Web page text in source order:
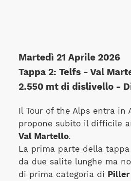
Martedì 21 Aprile 2026
Tappa 2: Telfs - Val
2.550 mt di dislivello -
Il Tour of the Alps entra in
propone subito il difficile
Val Martello.
La prima parte della
da due salite lunghe ma
di prima categoria di